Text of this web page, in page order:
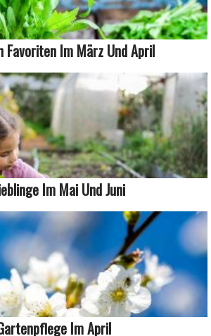
Favoriten Im März Und April
Im Mai Und Juni
Im April